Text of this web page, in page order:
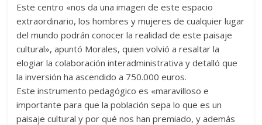
Este centro «nos da una imagen de este espacio
extraordinario, los hombres y mujeres de cualquier lugar
del mundo podrán conocer la realidad de este paisaje
cultural», apuntó Morales, quien volvió a resaltar la
elogiar la colaboración interadministrativa y detalló que
la inversión ha ascendido a 750.000 euros.
Este instrumento pedagógico es «maravilloso e
importante para que la población sepa lo que es un
paisaje cultural y por qué nos han premiado, y además